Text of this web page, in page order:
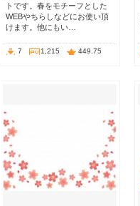
トです。春をモチーフとした
WEBやちらしなどにお使い頂
けます。他にもい…
7 1,215 449.75